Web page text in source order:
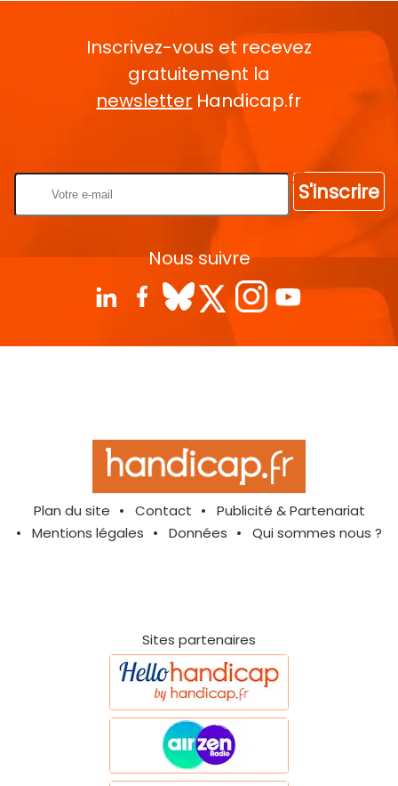
Inscrivez-vous et recevez
gratuitement la
newsletter Handicap.fr
S'inscrire
Nous suivre
Plan du site Contact
Publicité & Partenariat
Mentions légales
Données Qui sommes nous ?
Sites partenaires